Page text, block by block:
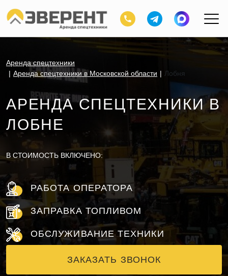
Аренда спецтехники
Аренда спецтехники в Московской области
Лобня
АРЕНДА СПЕЦТЕХНИКИ В
ЛОБНЕ
В СТОИМОСТЬ ВКЛЮЧЕНО:
РАБОТА ОПЕРАТОРА
ЗАПРАВКА ТОПЛИВОМ
ОБСЛУЖИВАНИЕ ТЕХНИКИ
ЗАКАЗАТЬ ЗВОНОК